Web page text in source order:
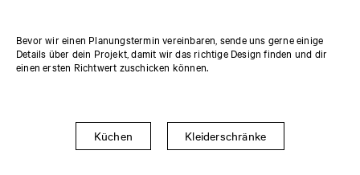
Bevor wir einen Planungstermin vereinbaren, sende uns gerne einige
Details über dein Projekt, damit wir das richtige Design finden und dir
einen ersten Richtwert zuschicken können.
Küchen Kleiderschränke